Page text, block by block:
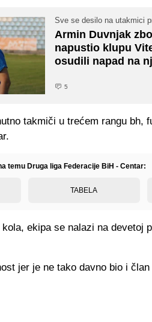
Sve se desilo na utakmici
Armin Duvnjak
napustio klupu
osudili napad na
5
takmiči u trećem rangu bh,
temu Druga liga Federacije BiH - Centar:
TABELA
ekipa se nalazi na devetoj
jer je ne tako davno bio i